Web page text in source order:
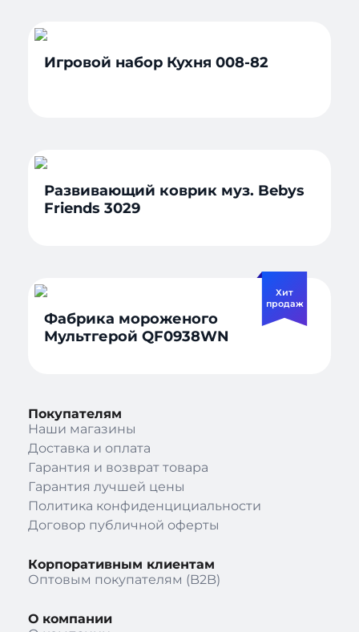
Игровой набор Кухня 008-82
Развивающий коврик муз. Bebys
Friends 3029
Хит
продаж
Фабрика мороженого
Мультгерой QF0938WN
Покупателям
Наши магазины
Доставка и оплата
Гарантия и возврат товара
Гарантия лучшей цены
Политика конфиденцициальности
Договор публичной оферты
Корпоративным клиентам
Оптовым покупателям (B2B)
О компании